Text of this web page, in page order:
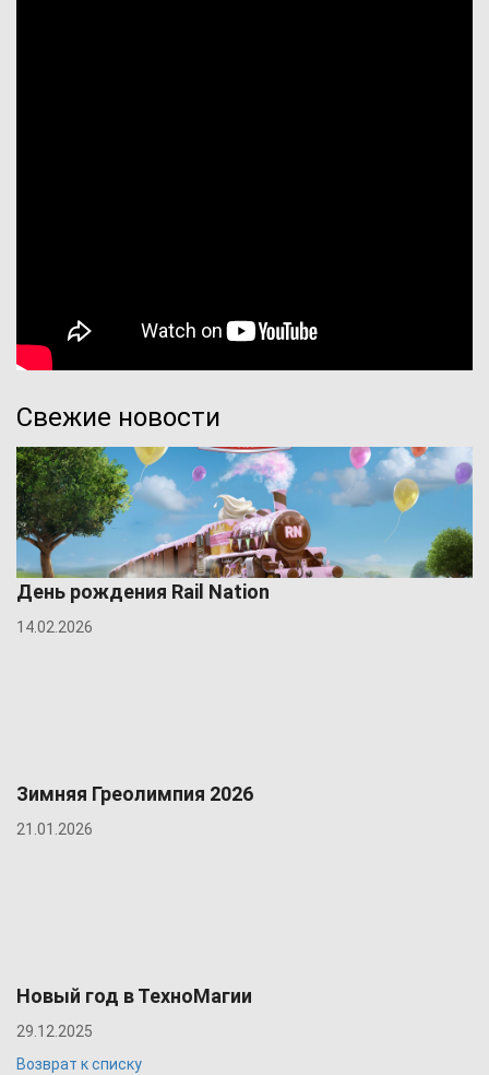
Свежие новости
День рождения Rail Nation
14.02.2026
Зимняя Греолимпия 2026
21.01.2026
Новый год в ТехноМагии
29.12.2025
Возврат к списку